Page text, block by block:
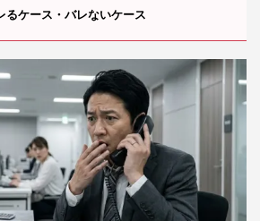
るケース・バレないケース